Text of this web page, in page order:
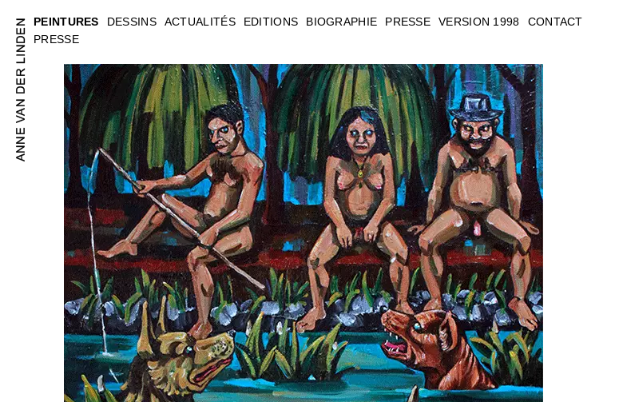
PEINTURES
PRESSE
DESSINS ACTUALITÉS EDITIONS BIOGRAPHIE PRESSE VERSION 1998 CONTACT